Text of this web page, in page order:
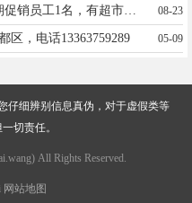
世贸天阶北国超市干货招长期促销员工1名，有超市经验者优先，地址：中兴大街世贸天阶北国超市电话：18631955688 08-23
区，电话13363759289 05-09
仔细辨别信息真伪，对于虚假类等
切责任。
All Rights Reserved.
网站地图